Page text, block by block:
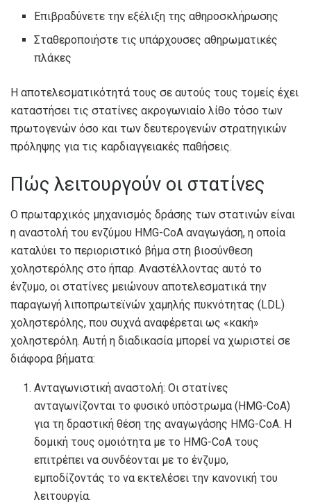
Επιβραδύνετε την εξέλιξη της αθηροσκλήρωσης
Σταθεροποιήστε τις υπάρχουσες αθηρωματικές
πλάκες
Η αποτελεσματικότητά τους σε αυτούς τους τομείς έχει
καταστήσει τις στατίνες ακρογωνιαίο λίθο τόσο των
πρωτογενών όσο και των δευτερογενών στρατηγικών
πρόληψης για τις καρδιαγγειακές παθήσεις.
Πώς λειτουργούν οι στατίνες
Ο πρωταρχικός μηχανισμός δράσης των στατινών είναι
η αναστολή του ενζύμου HMG-CoA αναγωγάση, η οποία
καταλύει το περιοριστικό βήμα στη βιοσύνθεση
χοληστερόλης στο ήπαρ. Αναστέλλοντας αυτό το
ένζυμο, οι στατίνες μειώνουν αποτελεσματικά την
παραγωγή λιποπρωτεϊνών χαμηλής πυκνότητας (LDL)
χοληστερόλης, που συχνά αναφέρεται ως «κακή»
χοληστερόλη. Αυτή η διαδικασία μπορεί να χωριστεί σε
διάφορα βήματα:
Ανταγωνιστική αναστολή: Οι στατίνες
ανταγωνίζονται το φυσικό υπόστρωμα (HMG-CoA)
για τη δραστική θέση της αναγωγάσης HMG-CoA. Η
δομική τους ομοιότητα με το HMG-CoA τους
επιτρέπει να συνδέονται με το ένζυμο,
εμποδίζοντάς το να εκτελέσει την κανονική του
λειτουργία.